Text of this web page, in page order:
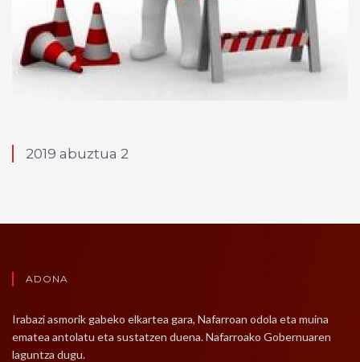
2019 abuztua 2
ADONA
Irabazi asmorik gabeko elkartea gara, Nafarroan odola eta muina
ematea antolatu eta sustatzen duena. Nafarroako Gobernuaren
laguntza dugu.